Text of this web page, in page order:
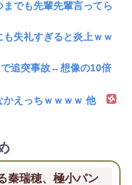
でも先輩先輩言ってら
も失礼すぎると炎上ｗｗ
で追突事故←想像の10倍
かえっちｗｗｗｗ 他
秦瑞穂、極小パン